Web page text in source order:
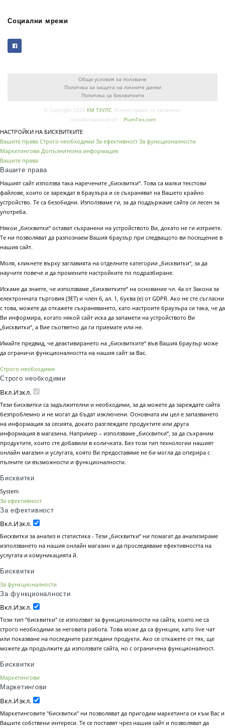
Социални мрежи
Общи условия за ползване
Политика за защита на личните данни
Политика за бисквитките
© Copyright 2026 КМ ТУУЛС . Всички права са запазени.
Онлайн магазин от:
PlumTex.com
НАСТРОЙКИ НА БИСКВИТКИТЕ
Вашите права Строго необходими За ефективност За функционалности
Маркетингови Допълнителна информация
Вашите права
Вашите права
Нашият сайт използва така наречените „бисквитки“. Това са малки текстови
файлове, които се зареждат в браузъра и се съхраняват на Вашето крайно
устройство. Те са безобидни. Използваме ги, за да поддържаме сайта си лесен за
употреба.
Някои „бисквитки“ остават съхранени на устройството Ви, докато не ги изтриете.
Те ни позволяват да разпознаем Вашия браузър при следващото ви посещение в
нашия сайт.
Моля, кликнете върху заглавията на отделните категории „бисквитки“, за да
научите повече и да промените настройките по подразбиране.
Искаме да знаете, че използваме „бисквитките“ на основание чл. 4а от Закона за
електронната търговия (ЗЕТ) и член 6, ал. 1, буква (е) от GDPR. Ако не сте съгласни
с това, можете да откажете съхраняването, като настроите браузъра си така, че да
Ви информира, когато някой сайт иска да запамети на устройството Ви
„бисквитки“, а Вие съответно да ги приемате или не.
Имайте предвид, че деактивирането на „бисквитките“ във Вашия браузър може
да ограничи функционалността на нашия сайт за Вас.
Строго необходими
Строго необходими
Вкл.Изкл.
Тези бисквитки са задължителни и необходими, за да можете да зареждате сайта
безпроблемно и не могат да бъдат изключени. Основната им цел е запазването
на информация за сесията, докато разглеждате продуктите или друга
информация в магазина. Например – използваме „бисквитки“, за да съхраним
продуктите, които сте добавили в количката. Без този тип технологии нашият
онлайн магазин и услугата, която Ви предоставяме не би могла да оперира с
пълните си възможности и функционалности.
Бисквитки
System
За ефективност
За ефективност
Вкл.Изкл.
Бисквитки за анализ и статистика - Тези „бисквитки“ ни помагат да анализираме
използването на нашия онлайн магазин и да проследяваме ефективността на
услугата и комуникацията й.
Бисквитки
За функционалности
За функционалности
Вкл.Изкл.
Този тип "бисквитки" се използват за функционалности на сайта, които не са
строго необходими за неговата работа. Това може да са функции, като live чат
или показване на последните разгледани продукти. Ако се откажете от тях, ще
можете да продължите да използвате сайта, но с ограничена функционалност.
Бисквитки
Маркетингови
Маркетингови
Вкл.Изкл.
Маркетинговите "бисквитки" ни позволяват да пригодим маркетинга си към Вас и
Вашите собствени интереси. Те се поставят чрез нашия сайт и позволяват да